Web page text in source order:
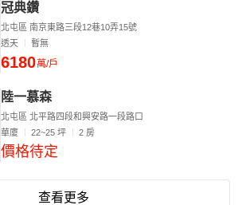
冠典鑽
北屯區 南京東路三段12巷10弄15號
透天
暫無
6180萬/戶
陸一慕森
北屯區 北平路四段和興安路一段路口
華廈
22~25 坪 2 房
價格待定
查看更多